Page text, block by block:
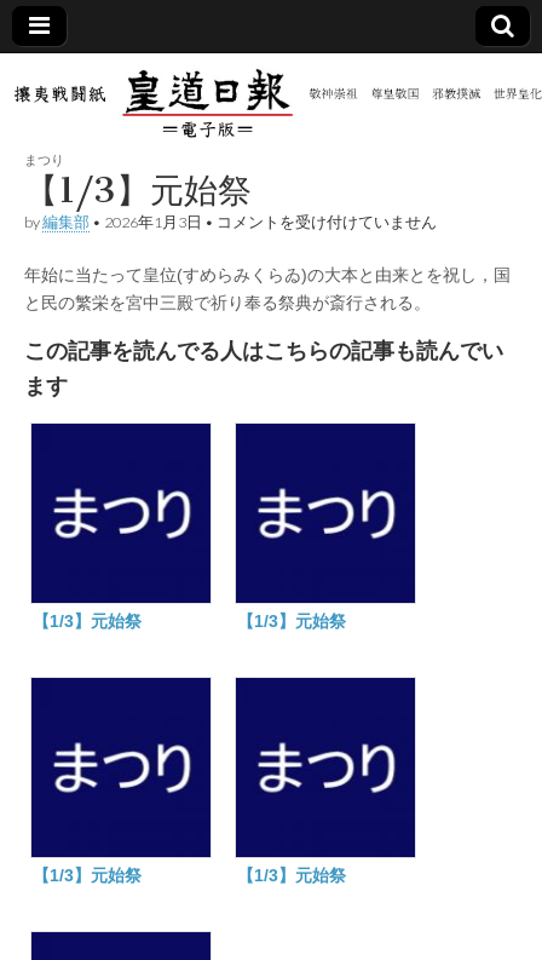
皇道
日報
（防
共新
聞）
電子
敬神
尊皇
｜昭
和八
年創
刊
実
践
攘夷
紙
まつり
【1/3】元始祭
by編集部 • 2026年1月3日 • 【1/3】
祭
は
コメントを受け付けていません
年始に当たって皇位(すめらみくらゐ)の大本と由来とを祝し，国
と民の繁栄を宮中三殿で祈り奉る祭典が斎行される。
この記事を読んでる人はこちらの記事も読んでい
ます
【1/3】元始祭 【1/3】元始祭
【1/3】元始祭 【1/3】元始祭